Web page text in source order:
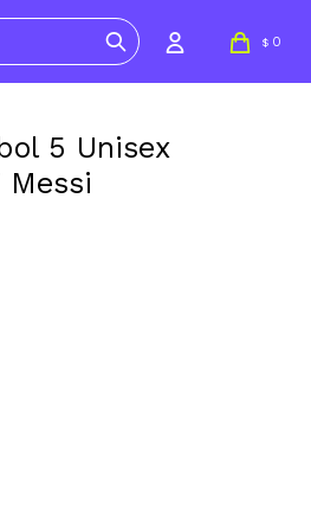
$ 0
5 Unisex